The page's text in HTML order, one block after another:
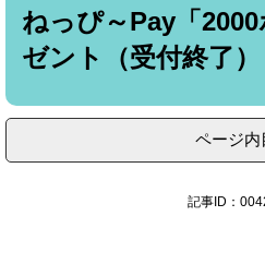
ねっぴ～Pay「
ゼント（受付終了）
ページ内
記事ID：